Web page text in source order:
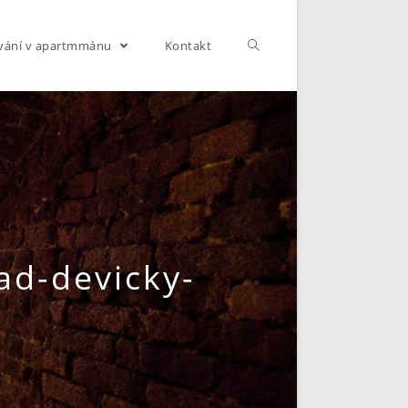
v apartmmánu Kontakt
devicky-